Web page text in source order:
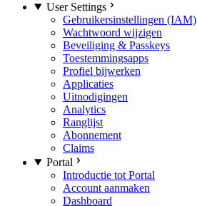
User Settings
Gebruikersinstellingen (IAM)
Wachtwoord wijzigen
Beveiliging & Passkeys
Toestemmingsapps
Profiel bijwerken
Applicaties
Uitnodigingen
Analytics
Ranglijst
Abonnement
Claims
Portal
Introductie tot Portal
Account aanmaken
Dashboard